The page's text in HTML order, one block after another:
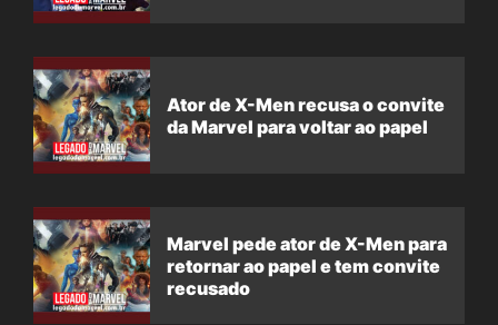
Ator de X-Men recusa o convite
da Marvel para voltar ao papel
Marvel pede ator de X-Men para
retornar ao papel e tem convite
recusado